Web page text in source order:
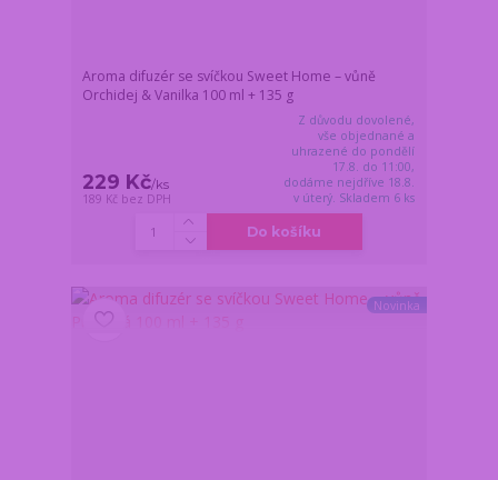
Aroma difuzér se svíčkou Sweet Home – vůně
Orchidej & Vanilka 100 ml + 135 g
229 Kč/ks
189 Kč bez DPH
Z důvodu dovolené,
vše objednané a
uhrazené do pondělí
17.8. do 11:00,
dodáme nejdříve 18.8.
v úterý. Skladem 6 ks
Do košíku
Novinka